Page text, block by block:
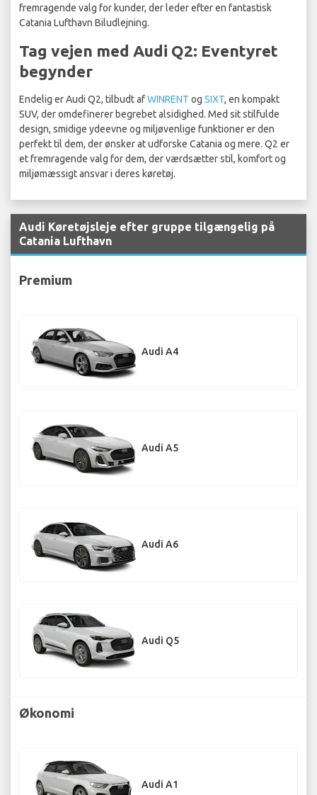
fremragende valg for kunder, der leder efter en fantastisk
Catania Lufthavn Biludlejning.
Tag vejen med Audi Q2: Eventyret
begynder
Endelig er Audi Q2, tilbudt afWINRENT og SIXT, en kompakt
SUV, der omdefinerer begrebet alsidighed. Med sit stilfulde
design, smidige ydeevne og miljøvenlige funktioner er den
perfekt til dem, der ønsker at udforske Catania og mere. Q2 er
et fremragende valg for dem, der værdsætter stil, komfort og
miljømæssigt ansvar i deres køretøj.
Audi Køretøjsleje efter gruppe tilgængelig på
Catania Lufthavn
Premium
Audi A4
Audi A5
Audi A6
Audi Q5
Økonomi
Audi A1